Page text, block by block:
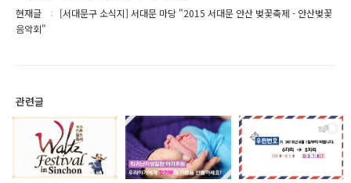
현재글
[서대문구 소식지] 서대문 마당 "2015 서대문 안산 벚꽃축제 - 안산벚꽃
음악회"
관련글